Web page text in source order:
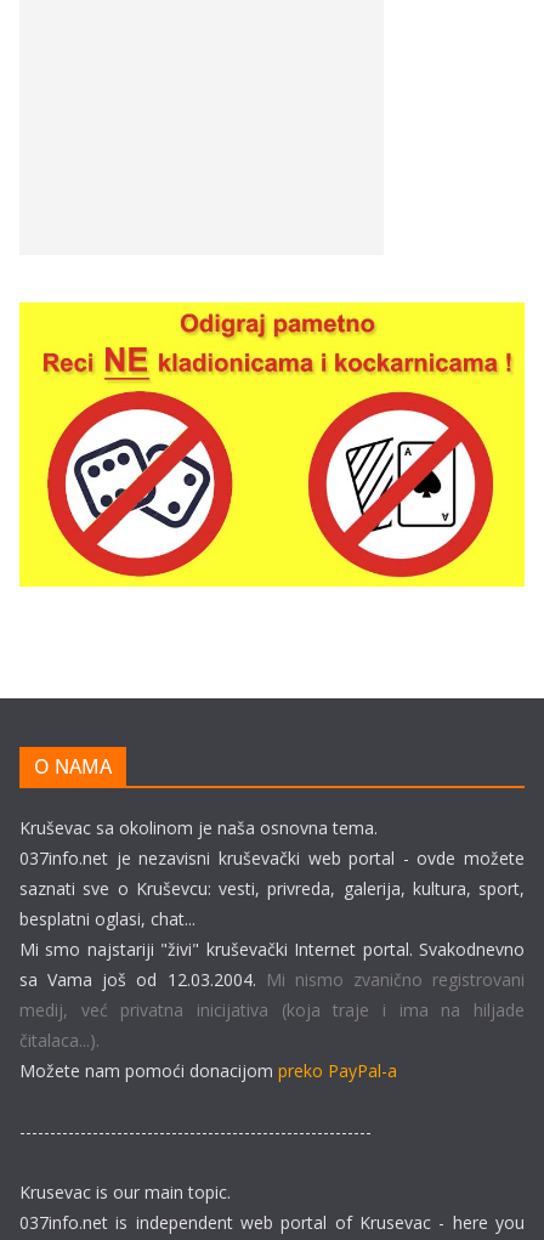
O NAMA
Kruševac sa okolinom je naša osnovna tema.
037info.net je nezavisni kruševački web portal - ovde možete
saznati sve o Kruševcu: vesti, privreda, galerija, kultura, sport,
besplatni oglasi, chat...
Mi smo najstariji "živi" kruševački Internet portal. Svakodnevno
sa Vama još od 12.03.2004. Mi nismo zvanično registrovani
medij, već privatna inicijativa (koja traje i ima na hiljade
čitalaca...).
Možete nam pomoći donacijom preko PayPal-a
----------------------------------------------------------
Krusevac is our main topic.
037info.net is independent web portal of Krusevac - here you